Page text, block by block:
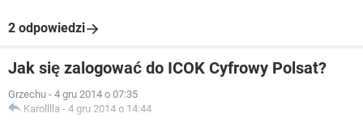
2 odpowiedzi
Jak się zalogować do ICOK Cyfrowy Polsat?
Grzechu - 4 gru 2014 o 07:35
Karolllla - 4 gru 2014 o 14:44